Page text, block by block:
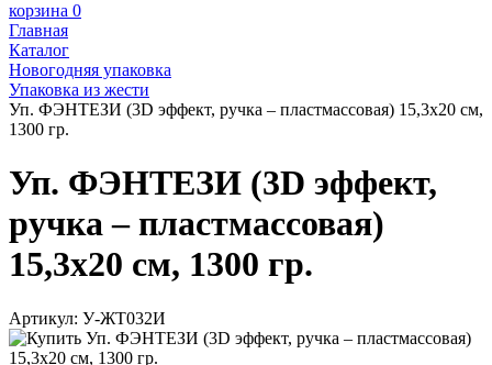
корзина 0
Главная
Каталог
Новогодняя упаковка
Упаковка из жести
Уп. ФЭНТЕЗИ (3D эффект, ручка – пластмассовая) 15,3х20 см,
1300 гр.
Уп. ФЭНТЕЗИ (3D эффект,
ручка – пластмассовая)
15,3х20 см, 1300 гр.
Артикул: У-ЖТ032И